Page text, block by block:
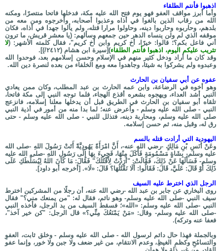
اذهبوا فأنتم الطلقاء
وأما أبرز مواقف العفو فهو يوم فتح الله عليه مكة، فدخلها فاتحا منتصرًا، ومكنه
الله من رقاب الذين بالغوا في أذاه وعذبوا أصحابه، وأخرجوه ومن معه من
بلدهم، وحاربوه وحاربوا دينه، وحاولوا مرارا قتله، ولم يألوا جهدا في أذاه، فكان
موقفه الذي لم ولن ينساه الدهر حين جمعهم وسألهم: (يا معشر قريش، ما ترون
أني فاعل بكم؟؛ قالوا: خيرًا، أخ كريم وابن أخ كريم"، فقال كلمته الأشهر: (لا
تثريب عليكم اليوم، اذهبوا فأنتم الطلقاء)[سيرة ابن هشام (٢٤١٢/)].
وقد كان ما أراد ودخل كثير منهم في الإسلام وحسن إسلامهم بعد، فوحدوا الله
وعبدوه ولم يشركوا به شيئا، وجاهدوا معه ومع الخلفاء من بعده لنصرة دين الله.
عفوه عن أبي سفيان بن الحارث
وهو أخوه في الرضاعة، وابن عمه الحارث بن عبد المطلب، وكان ممن يعادي
النبي أشد العداء، ويهجوه بشعره أقذع الهجاء، فلما توجه النبي إلى مكة فاتحا،
تلقاه أبو سفيان بن الحارث في الطريق قبل أن يدخلها معلنا إسلامه، فانزعج
النبي - صلى الله عليه وسلم - وأعرض عنه؛ لما بدا منه من أمور في أذية النبي
صلى الله عليه وسلم، ومحاربة دينه، فتذلل للنبي - صلى الله عليه وسلم - حتى
رق له، وقبل منه، ثم حسن إسلامه.
اليهودية التي أرادت قتله بالسم
وعَنْ أَنَسِ بْنِ مَالِكٍ -رضي الله عنه-، أَنَّ امْرَأَةً يَهُودِيَّةً أَتَتْ رَسُولَ اللهِ -صلى الله
عليه وسلم- بِشَاةٍ مَسْمُومَةٍ فَأَكَلَ مِنْهَا، فَجِيءَ بِهَا إِلَى رَسُولِ اللهِ -صلى الله عليه
وسلم- فَسَأَلَهَا عَنْ ذَلِكَ، فَقَالَتْ: "أرَدْتُ لِأَقْتُلَكَ" فَقَالَ: مَا كَانَ اللهُ لِيُسَلِّطَكِ عَلَى
ذَلِكَ أَوْ قَالَ: عَلَيَّ، قَالَ: فَقَالُوا: أَلَا نَقْتُلُهَا؟ قَالَ: «لَا». [أخرجه أبو داود].
الرجل الذي اخترط عليه السيف
روى البخاري عن جابر بن عبد الله -رضي الله عنه، أن رجلًا من المشركين اخترط
سيف النبي -صلى الله عليه وسلم- وهو نائم، فقال له: "من يمنعك مني؟" فقال
النبي -صلى الله عليه وسلم: «الله»؛ فسقط السيف من يد الرجل، فأخذه النبي
-صلى الله عليه وسلم- وقال: «مَنْ يَمْنَعُكَ ‌مِنِّي؟» قال الرجل: "كن خير آخذ"،
فعفا عنه وتركه).
وبالجملة فهذا حال دائم لرسول الله - صلى الله عليه وسلم - وخلق ثابت، العفوِ
والتسامُحِ وكظمِ الغيظِ، وعدم الانتقام، من غير ضعف ولا جبن ولا خور، وإنما عفو